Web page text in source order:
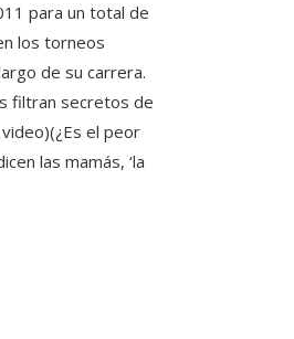
para un total de
los torneos
de su carrera.
filtran secretos de
el peor
las mamás, ‘la